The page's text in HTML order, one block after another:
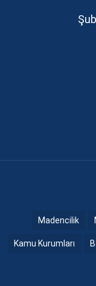
Madencilik
Kamu Kurumları